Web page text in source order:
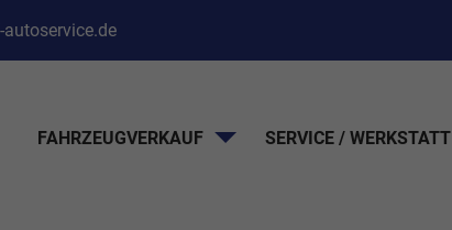
FAHRZEUGVERKAUF SERVICE / WERKSTATT